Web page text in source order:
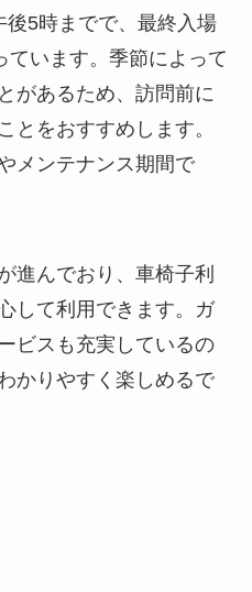
後5時までで、最終入場
ています。季節によって
があるため、訪問前に
とをおすすめします。
メンテナンス期間で
進んでおり、車椅子利
して利用できます。ガ
ビスも充実しているの
かりやすく楽しめるで